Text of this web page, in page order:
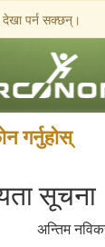
पर्न सक्छन्।
गर्नुहोस्
सूचना
अन्तिम